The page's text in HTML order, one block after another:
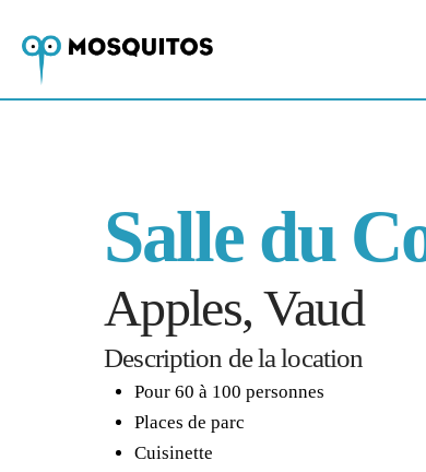
Salle du
Apples, Vaud
Description de la location
Pour 60 à 100 personnes
Places de parc
Cuisinette